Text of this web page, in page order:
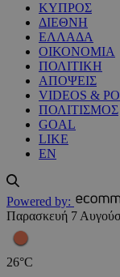
ΚΥΠΡΟΣ
ΔΙΕΘΝΗ
ΕΛΛΑΔΑ
ΟΙΚΟΝΟΜΙΑ
ΠΟΛΙΤΙΚΗ
ΑΠΟΨΕΙΣ
VIDEOS &
ΠΟΛΙΤΙΣΜΟΣ
GOAL
LIKE
EN
Powered by:
Παρασκευή 7
26°C